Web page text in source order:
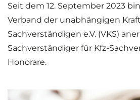
Seit dem 12. September 2023
Verband der unabhängigen
Sachverständigen e.V. (VKS)
Sachverständiger für Kfz-
Honorare.